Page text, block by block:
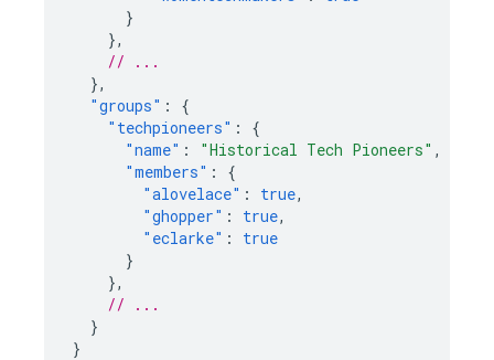
}
},
// ...
},
"groups" :
{
"techpioneers" :
{
"name" : "Historical Tech Pioneers" ,
"members" :
{
"alovelace" : true,
"ghopper" : true,
"eclarke" :
true
}
},
// ...
}
}